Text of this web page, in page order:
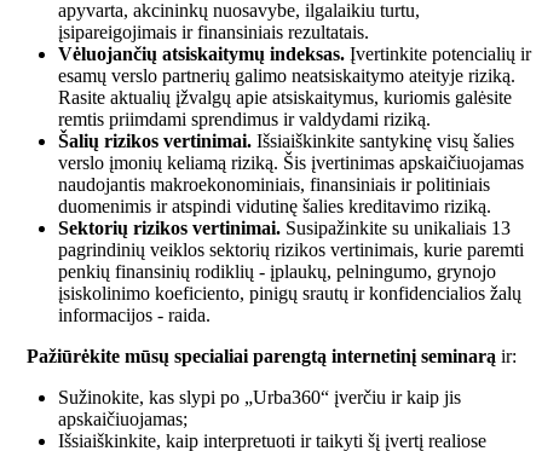
apyvarta, akcininkų nuosavybe, ilgalaikiu turtu,
įsipareigojimais ir finansiniais rezultatais.
Vėluojančių atsiskaitymų indeksas. Įvertinkite potencialių ir
esamų verslo partnerių galimo neatsiskaitymo ateityje riziką.
Rasite aktualių įžvalgų apie atsiskaitymus, kuriomis galėsite
remtis priimdami sprendimus ir valdydami riziką.
Šalių rizikos vertinimai. Išsiaiškinkite santykinę visų šalies
verslo įmonių keliamą riziką. Šis įvertinimas apskaičiuojamas
naudojantis makroekonominiais, finansiniais ir politiniais
duomenimis ir atspindi vidutinę šalies kreditavimo riziką.
Sektorių rizikos vertinimai. Susipažinkite su unikaliais 13
pagrindinių veiklos sektorių rizikos vertinimais, kurie paremti
penkių finansinių rodiklių - įplaukų, pelningumo, grynojo
įsiskolinimo koeficiento, pinigų srautų ir konfidencialios žalų
informacijos - raida.
Pažiūrėkite mūsų specialiai parengtą internetinį seminarą ir:
Sužinokite, kas slypi po „Urba360“ įverčiu ir kaip jis
apskaičiuojamas;
Išsiaiškinkite, kaip interpretuoti ir taikyti šį įvertį realiose